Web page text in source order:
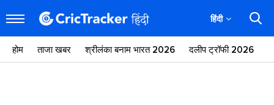
हिंदी
होम ताजा खबर श्रीलंका बनाम भारत 2026 दलीप ट्रॉफी 2026